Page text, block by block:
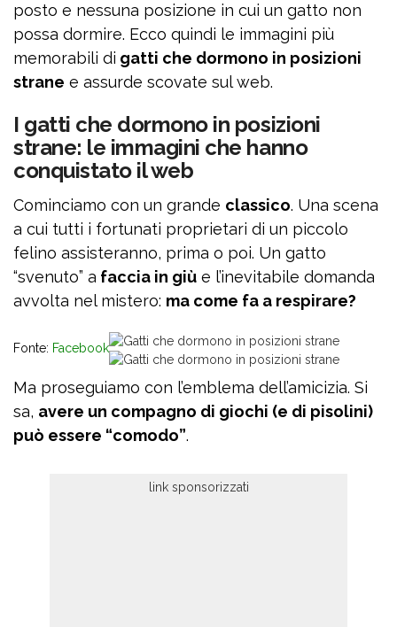
posto e nessuna posizione in cui un gatto non
possa dormire. Ecco quindi le immagini più
memorabili di gatti che dormono in posizioni
strane e assurde scovate sul web.
I gatti che dormono in posizioni
strane: le immagini che hanno
conquistato il web
Cominciamo con un grande classico. Una scena
a cui tutti i fortunati proprietari di un piccolo
felino assisteranno, prima o poi. Un gatto
“svenuto” a faccia in giù e l’inevitabile domanda
avvolta nel mistero: ma come fa a respirare?
Fonte: Facebook
Ma proseguiamo con l’emblema dell’amicizia. Si
sa, avere un compagno di giochi (e di pisolini)
può essere “comodo”.